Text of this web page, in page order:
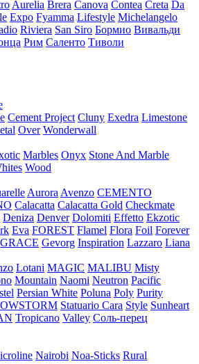
Aurelia Brera Canova Contea Creta Da
Expo Fyamma Lifestyle Michelangelo
Riviera San Siro Бормио Вивальди
Рим Саленто Тиволи
Cement Project Cluny Exedra Limestone
Over Wonderwall
Marbles Onyx Stone And Marble
Wood
Aurora Avenzo CEMENTO
Calacatta Calacatta Gold Checkmate
Deniza Denver Dolomiti Effetto Ekzotic
Eva FOREST Flamel Flora Foil Forever
GRACE Gevorg Inspiration Lazzaro Liana
Lotani MAGIC MALIBU Misty
Mountain Naomi Neutron Pacific
Persian White Poluna Poly Purity
Statuario Cara Style Sunheart
Tropicano Valley Соль-перец
Nairobi Noa-Sticks Rural